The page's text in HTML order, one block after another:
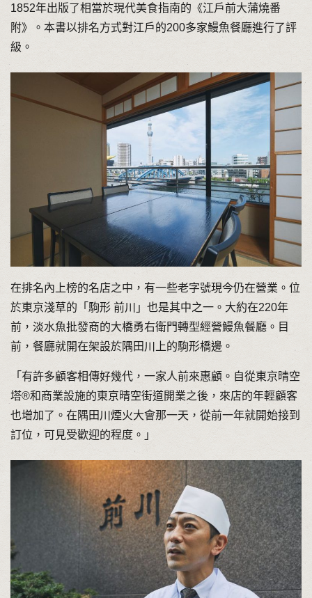
1852年出版了相當於現代美食指南的《江戶前大蒲燒番
附》。本書以排名方式對江戶的200多家鰻魚餐廳進行了評
級。
在排名內上榜的名店之中，有一些老字號現今仍在營業。位
於東京淺草的「駒形 前川」也是其中之一。大約在220年
前，淡水魚批發商的大橋勇右衛門轉型經營鰻魚餐廳。目
前，餐廳就開在架設於隅田川上的駒形橋邊。
「有許多顧客相傳好幾代，一家人前來惠顧。自從東京晴空
塔®和商業設施的東京晴空街道開業之後，來店的年輕顧客
也增加了。在隅田川煙火大會那一天，從前一年就開始接到
訂位，可見受歡迎的程度。」